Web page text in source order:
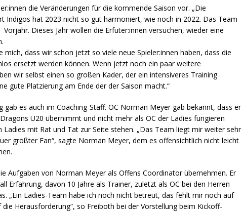
die Veränderungen für die kommende Saison vor. „Die
Indigos hat 2023 nicht so gut harmoniert, wie noch in 2022. Das Team
Dieses Jahr wollen die Erfuter:innen versuchen, wieder eine
mich, dass wir schon jetzt so viele neue Spieler:innen haben, dass die
ersetzt werden können. Wenn jetzt noch ein paar weitere
wir selbst einen so großen Kader, der ein intensiveres Training
gute Platzierung am Ende der der Saison macht.“
gab es auch im Coaching-Staff. OC Norman Meyer gab bekannt, dass er
U20 übernimmt und nicht mehr als OC der Ladies fungieren
Ladies mit Rat und Tat zur Seite stehen. „Das Team liegt mir weiter sehr
größter Fan“, sagte Norman Meyer, dem es offensichtlich nicht leicht
Aufgaben von Norman Meyer als Offens Coordinator übernehmen. Er
Erfahrung, davon 10 Jahre als Trainer, zuletzt als OC bei den Herren
„Ein Ladies-Team habe ich noch nicht betreut, das fehlt mir noch auf
Herausforderung“, so Freiboth bei der Vorstellung beim Kickoff-